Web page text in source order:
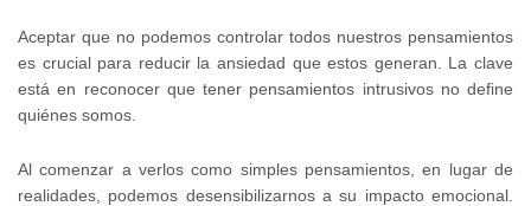
Aceptar que no podemos controlar todos nuestros pensamientos
es crucial para reducir la ansiedad que estos generan. La clave
está en reconocer que tener pensamientos intrusivos no define
quiénes somos.
Al comenzar a verlos como simples pensamientos, en lugar de
realidades, podemos desensibilizarnos a su impacto emocional.